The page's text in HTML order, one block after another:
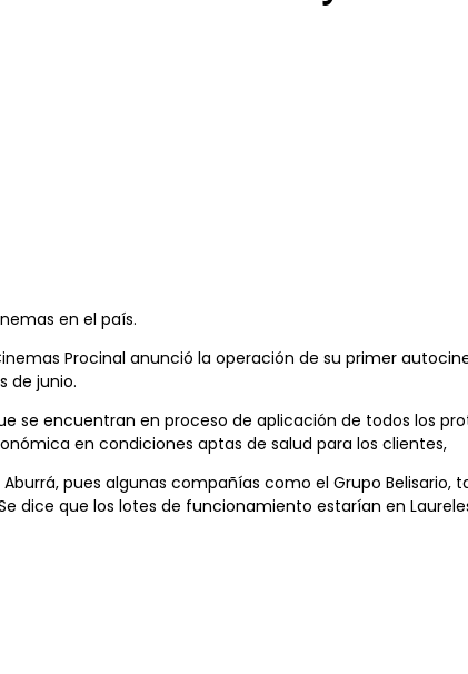
en el país.
Procinal anunció la operación de su primer
de junio.
se encuentran en proceso de aplicación de todos los
en condiciones aptas de salud para los clientes,
pues algunas compañías como el Grupo
dice que los lotes de funcionamiento estarían en